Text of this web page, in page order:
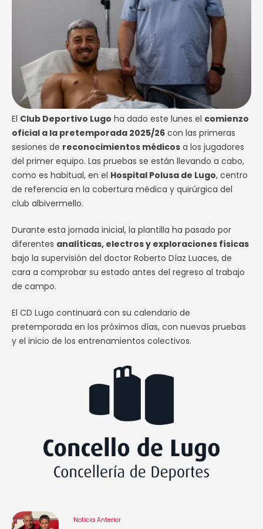
El Club Deportivo Lugo ha dado este lunes el comienzo
oficial a la pretemporada 2025/26 con las primeras
sesiones de reconocimientos médicos a los jugadores
del primer equipo. Las pruebas se están llevando a cabo,
como es habitual, en el Hospital Polusa de Lugo, centro
de referencia en la cobertura médica y quirúrgica del
club albivermello.
Durante esta jornada inicial, la plantilla ha pasado por
diferentes analíticas, electros y exploraciones físicas
bajo la supervisión del doctor Roberto Díaz Luaces, de
cara a comprobar su estado antes del regreso al trabajo
de campo.
El CD Lugo continuará con su calendario de
pretemporada en los próximos días, con nuevas pruebas
y el inicio de los entrenamientos colectivos.
Noticia Anterior